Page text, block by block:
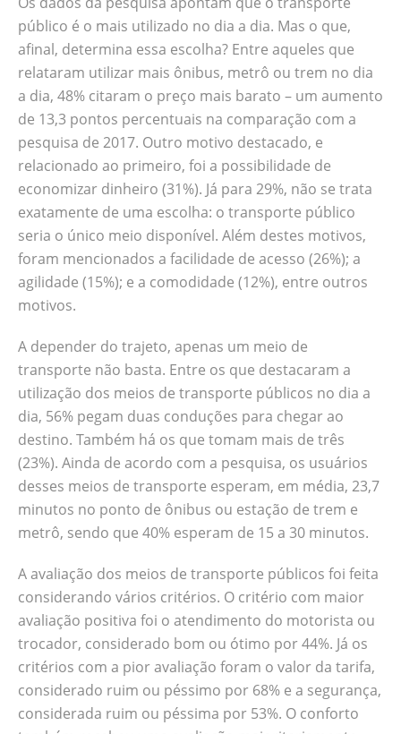
público é o mais utilizado no dia a dia. Mas o que,
afinal, determina essa escolha? Entre aqueles que
relataram utilizar mais ônibus, metrô ou trem no dia
a dia, 48% citaram o preço mais barato – um aumento
de 13,3 pontos percentuais na comparação com a
pesquisa de 2017. Outro motivo destacado, e
relacionado ao primeiro, foi a possibilidade de
economizar dinheiro (31%). Já para 29%, não se trata
exatamente de uma escolha: o transporte público
seria o único meio disponível. Além destes motivos,
foram mencionados a facilidade de acesso (26%); a
agilidade (15%); e a comodidade (12%), entre outros
motivos.
A depender do trajeto, apenas um meio de
transporte não basta. Entre os que destacaram a
utilização dos meios de transporte públicos no dia a
dia, 56% pegam duas conduções para chegar ao
destino. Também há os que tomam mais de três
(23%). Ainda de acordo com a pesquisa, os usuários
desses meios de transporte esperam, em média, 23,7
minutos no ponto de ônibus ou estação de trem e
metrô, sendo que 40% esperam de 15 a 30 minutos.
A avaliação dos meios de transporte públicos foi feita
considerando vários critérios. O critério com maior
avaliação positiva foi o atendimento do motorista ou
trocador, considerado bom ou ótimo por 44%. Já os
critérios com a pior avaliação foram o valor da tarifa,
considerado ruim ou péssimo por 68% e a segurança,
considerada ruim ou péssima por 53%. O conforto